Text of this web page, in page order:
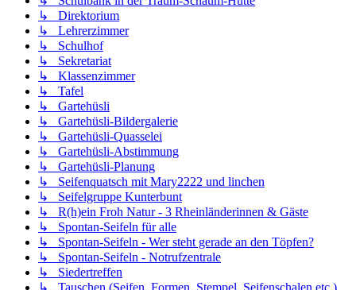
↳ Direktorium
↳ Lehrerzimmer
↳ Schulhof
↳ Sekretariat
↳ Klassenzimmer
↳ Tafel
↳ Gartehüsli
↳ Gartehüsli-Bildergalerie
↳ Gartehüsli-Quasselei
↳ Gartehüsli-Abstimmung
↳ Gartehüsli-Planung
↳ Seifenquatsch mit Mary2222 und linchen
↳ Seifelgruppe Kunterbunt
↳ R(h)ein Froh Natur - 3 Rheinländerinnen & Gäste
↳ Spontan-Seifeln für alle
↳ Spontan-Seifeln - Wer steht gerade an den Töpfen?
↳ Spontan-Seifeln - Notrufzentrale
↳ Siedertreffen